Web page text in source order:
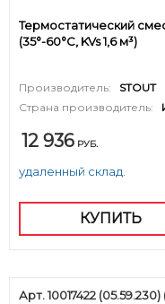
Термостатический
(35°-60°C, KVs 1,6 м³)
Производитель:
STOUT
Страна производитель:
12 936 РУБ.
удаленный склад.
КУПИТЬ
Арт. 10017422 (05.59.230)